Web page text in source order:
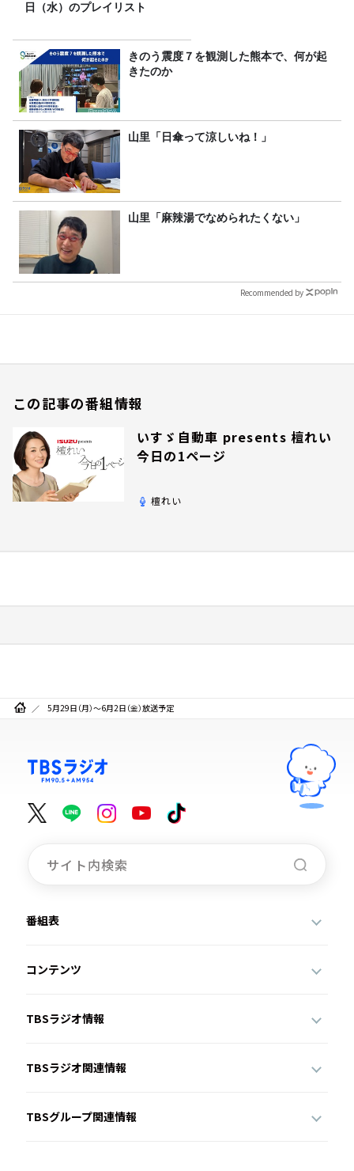
日（水）のプレイリスト
きのう震度７を観測した熊本で、何が起
きたのか
山里「日傘って涼しいね！」
山里「麻辣湯でなめられたくない」
Recommended by
この記事の番組情報
いすゞ自動車 presents 檀れい
今日の1ページ
檀れい
5月29日（月）～6月2日（金）放送予定
番組表
コンテンツ
TBSラジオ情報
TBSラジオ関連情報
TBSグループ関連情報